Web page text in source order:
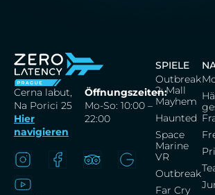
Cerna labut,
Na Porici 25
Hier
navigieren
Öffnungszeiten:
Mo-So: 10:00 –
22:00
SPIELE
Outbreak
2: Mall
Mayhem
Haunted
Space
Marine
VR
Outbreak
Far Cry